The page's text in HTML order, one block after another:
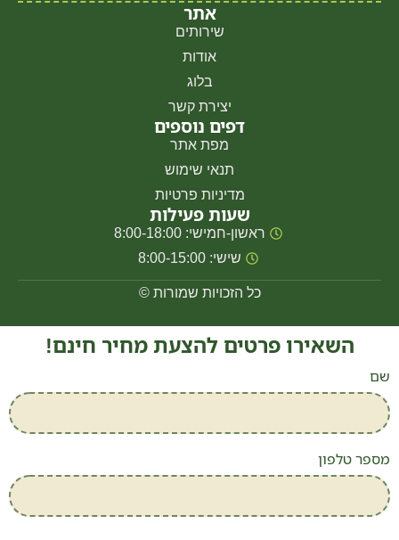
אתר
שירותים
אודות
בלוג
יצירת קשר
דפים נוספים
מפת אתר
תנאי שימוש
מדיניות פרטיות
שעות פעילות
ראשון-חמישי: 8:00-18:00
שישי: 8:00-15:00
כל הזכויות שמורות ©
השאירו פרטים להצעת מחיר חינם!
שם
מספר טלפון